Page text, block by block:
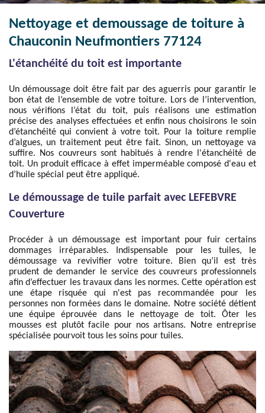
Nettoyage et demoussage de toiture à
Chauconin Neufmontiers 77124
L'étanchéité du toit est importante
Un démoussage doit être fait par des aguerris pour garantir le
bon état de l’ensemble de votre toiture. Lors de l’intervention,
nous vérifions l’état du toit, puis réalisons une estimation
précise des analyses effectuées et enfin nous choisirons le soin
d’étanchéité qui convient à votre toit. Pour la toiture remplie
d’algues, un traitement peut être fait. Sinon, un nettoyage va
suffire. Nos couvreurs sont habitués à rendre l'étanchéité de
toit. Un produit efficace à effet imperméable composé d'eau et
d’huile spécial peut être appliqué.
Le démoussage de tuile parfait avec LEFEBVRE
Couverture
Procéder à un démoussage est important pour fuir certains
dommages irréparables. Indispensable pour les tuiles, le
démoussage va revivifier votre toiture. Bien qu’il est très
prudent de demander le service des couvreurs professionnels
afin d’effectuer les travaux dans les normes. Cette opération est
une étape risquée qui n'est pas recommandée pour les
personnes non formées dans le domaine. Notre société détient
une équipe éprouvée dans le nettoyage de toit. Ôter les
mousses est plutôt facile pour nos artisans. Notre entreprise
spécialisée pourvoit tous les soins pour tuiles.